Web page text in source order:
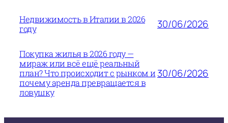
Недвижимость в Италии в 2026
году
30/06/2026
Покупка жилья в 2026 году —
мираж или всё ещё реальный
план? Что происходит с рынком и
почему аренда превращается в
ловушку
30/06/2026